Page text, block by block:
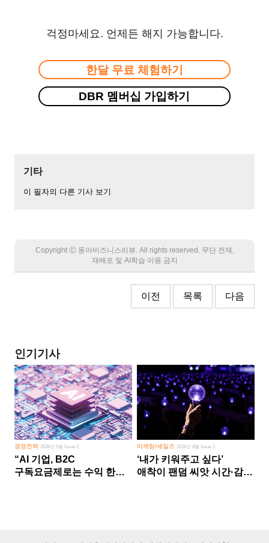
걱정마세요. 언제든 해지 가능합니다.
한달 무료 체험하기
DBR 멤버십 가입하기
기타
이 필자의 다른 기사 보기
Copyright Ⓒ 동아비즈니스리뷰. All rights reserved. 무단 전재,
재배포 및 AI학습 이용 금지
이전 목록 다음
인기기사
경영전략 2026년 5월 Issue 2
“AI 기업, B2C
구독요금제로는 수익 한계
마케팅/세일즈 2026년 8월 Issue 1
‘내가 키워주고 싶다’
애착이 팬덤 씨앗 시간·감정